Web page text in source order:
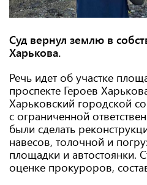
Суд вернул землю в
Харькова.
Речь идет об участке
проспекте Героев
Харьковский городской
с ограниченной
были сделать
навесов, толочной и
площадки и автостоянки.
оценке прокуроров,